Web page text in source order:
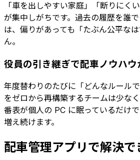
「車を出しやすい家庭」「断りにく
が集中しがちです。過去の履歴を誰
は、偏りがあっても「たぶん公平な
ん。
役員の引き継ぎで配車ノウハウ
年度替わりのたびに「どんなルールで
をゼロから再構築するチームは少な
番表が個人の PC に眠っているだけ
増え続けます。
配車管理アプリで解決で